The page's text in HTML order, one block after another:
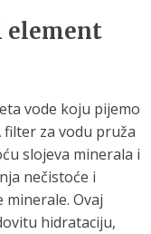
element
vode koju pijemo
filter za vodu pruža
slojeva minerala i
nečistoće i
Ovaj
hidrataciju,